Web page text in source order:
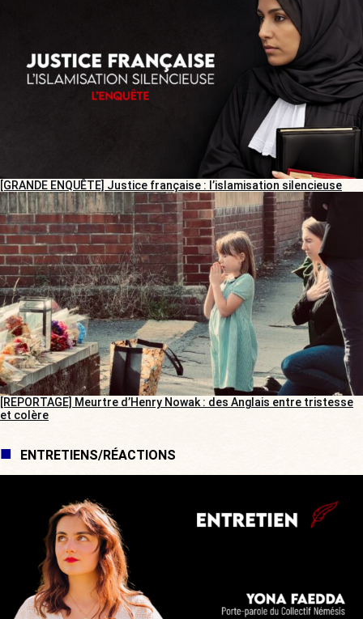
[GRANDE ENQUÊTE] Justice française : l’islamisation silencieuse
[REPORTAGE] Meurtre d’Henry Nowak : des Anglais entre tristesse
et colère
ENTRETIENS/RÉACTIONS